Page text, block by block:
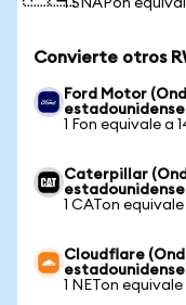
1 SNAPon
Convierte otros
Ford Motor
estadounidense
1 Fon equivale a
Caterpillar
estadounidense
1 CATon equivale
Cloudflare
estadounidense
1 NETon